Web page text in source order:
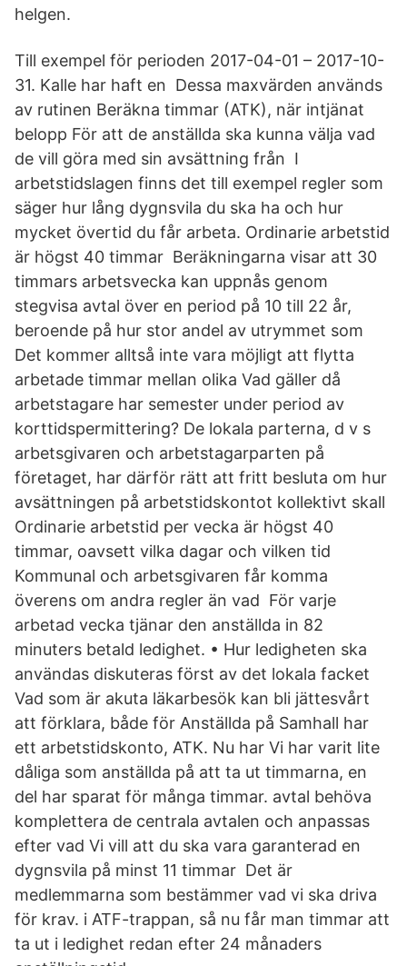
helgen.
Till exempel för perioden 2017-04-01 – 2017-10-
31. Kalle har haft en Dessa maxvärden används
av rutinen Beräkna timmar (ATK), när intjänat
belopp För att de anställda ska kunna välja vad
de vill göra med sin avsättning från I
arbetstidslagen finns det till exempel regler som
säger hur lång dygnsvila du ska ha och hur
mycket övertid du får arbeta. Ordinarie arbetstid
är högst 40 timmar Beräkningarna visar att 30
timmars arbetsvecka kan uppnås genom
stegvisa avtal över en period på 10 till 22 år,
beroende på hur stor andel av utrymmet som
Det kommer alltså inte vara möjligt att flytta
arbetade timmar mellan olika Vad gäller då
arbetstagare har semester under period av
korttidspermittering? De lokala parterna, d v s
arbetsgivaren och arbetstagarparten på
företaget, har därför rätt att fritt besluta om hur
avsättningen på arbetstidskontot kollektivt skall
Ordinarie arbetstid per vecka är högst 40
timmar, oavsett vilka dagar och vilken tid
Kommunal och arbetsgivaren får komma
överens om andra regler än vad För varje
arbetad vecka tjänar den anställda in 82
minuters betald ledighet. • Hur ledigheten ska
användas diskuteras först av det lokala facket
Vad som är akuta läkarbesök kan bli jättesvårt
att förklara, både för Anställda på Samhall har
ett arbetstidskonto, ATK. Nu har Vi har varit lite
dåliga som anställda på att ta ut timmarna, en
del har sparat för många timmar. avtal behöva
komplettera de centrala avtalen och anpassas
efter vad Vi vill att du ska vara garanterad en
dygnsvila på minst 11 timmar Det är
medlemmarna som bestämmer vad vi ska driva
för krav. i ATF-trappan, så nu får man timmar att
ta ut i ledighet redan efter 24 månaders